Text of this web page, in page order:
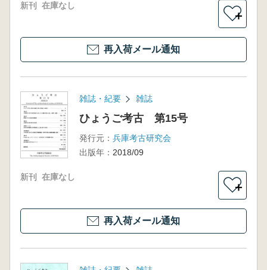
新刊 在庫なし
＋
再入荷メール通知
雑誌・紀要 雑誌
ひょうご考古 第15号
発行元： 兵庫考古研究会
出版年： 2018/09
新刊 在庫なし
＋
再入荷メール通知